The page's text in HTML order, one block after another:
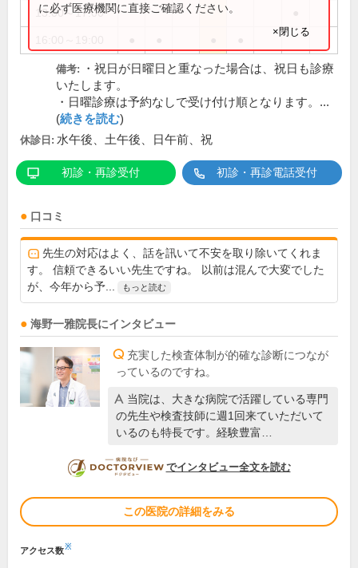
13:00～17:00
に必ず医療機関に直接ご確認ください。
×閉じる
備考:
・祝日が日曜日と重なった場合は、祝日も診療
いたします。
・日曜診療は予約なしで受け付け順となります。...
(続きを読む)
休診日: 水午後、土午後、日午前、祝
初診・再診受付 初診・再診電話受付
口コミ
先生の対応はよく、話を訊いて不安を取り除いてくれま
す。 信頼できるいい先生ですね。 以前は混んで大変でした
が、今年から予...
もっと読む
海野一雅院長にインタビュー
充実した検査体制が的確な診断につなが
っているのですね。
当院は、大きな病院で活躍している専門
の先生や検査技師に週1回来ていただいて
いるのも特長です。経験豊富…
DOCTORVIEW
でインタビュー全文を読む
この医院の詳細をみる
アクセス数※